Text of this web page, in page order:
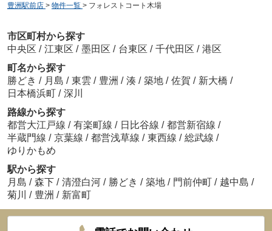
豊洲駅前店 > 物件一覧 > フォレストコート木場
市区町村から探す
中央区 / 江東区 / 墨田区 / 台東区 / 千代田区 / 港区
町名から探す
勝どき / 月島 / 東雲 / 豊洲 / 湊 / 築地 / 佐賀 / 新大橋 /
日本橋浜町 / 深川
路線から探す
都営大江戸線 / 有楽町線 / 日比谷線 / 都営新宿線 /
半蔵門線 / 京葉線 / 都営浅草線 / 東西線 / 総武線 /
ゆりかもめ
駅から探す
月島 / 森下 / 清澄白河 / 勝どき / 築地 / 門前仲町 / 越中島 /
菊川
/ 豊洲 / 新富町